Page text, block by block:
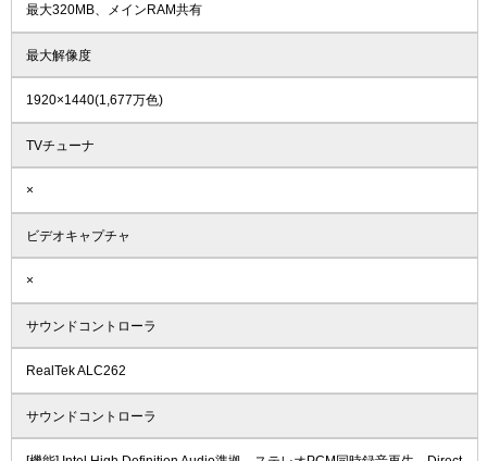
最大320MB、メインRAM共有
最大解像度
1920×1440(1,677万色)
TVチューナ
×
ビデオキャプチャ
×
サウンドコントローラ
RealTek ALC262
サウンドコントローラ